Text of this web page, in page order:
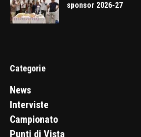
sponsor 2026-27
Categorie
News
Interviste
Campionato
Punti di Vista